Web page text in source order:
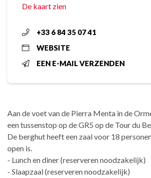
De kaart zien
+33 6 84 35 07 41
WEBSITE
EEN E-MAIL VERZENDEN
Aan de voet van de Pierra Menta in de
een tussenstop op de GR5 op de Tour du
De berghut heeft een zaal voor 18
open is.
- Lunch en diner (reserveren noodzakelijk)
- Slaapzaal (reserveren noodzakelijk)